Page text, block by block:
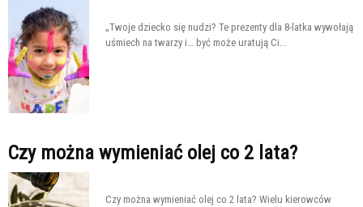
„Twoje dziecko się nudzi? Te prezenty dla 8-latka wywołają
uśmiech na twarzy i… być może uratują Ci...
Czy można wymieniać olej co 2 lata?
Czy można wymieniać olej co 2 lata? Wielu kierowców